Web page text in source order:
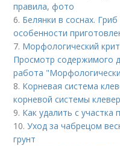
правила, фото
6. Белянки в соснах.
особенности
7. Морфологический
Просмотр содержимого
работа
8. Корневая система
корневой системы
9. Как удалить с участка
10.Уход за чабрецом
грунт